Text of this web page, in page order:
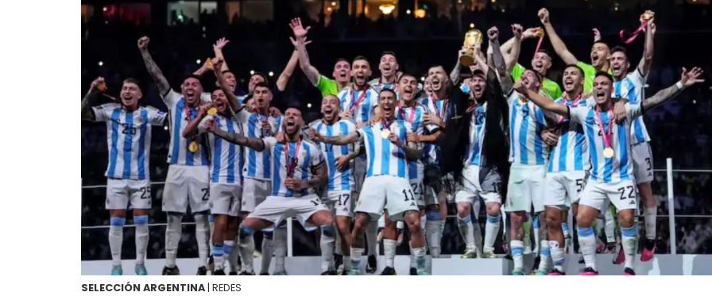
SELECCIÓN ARGENTINA | REDES